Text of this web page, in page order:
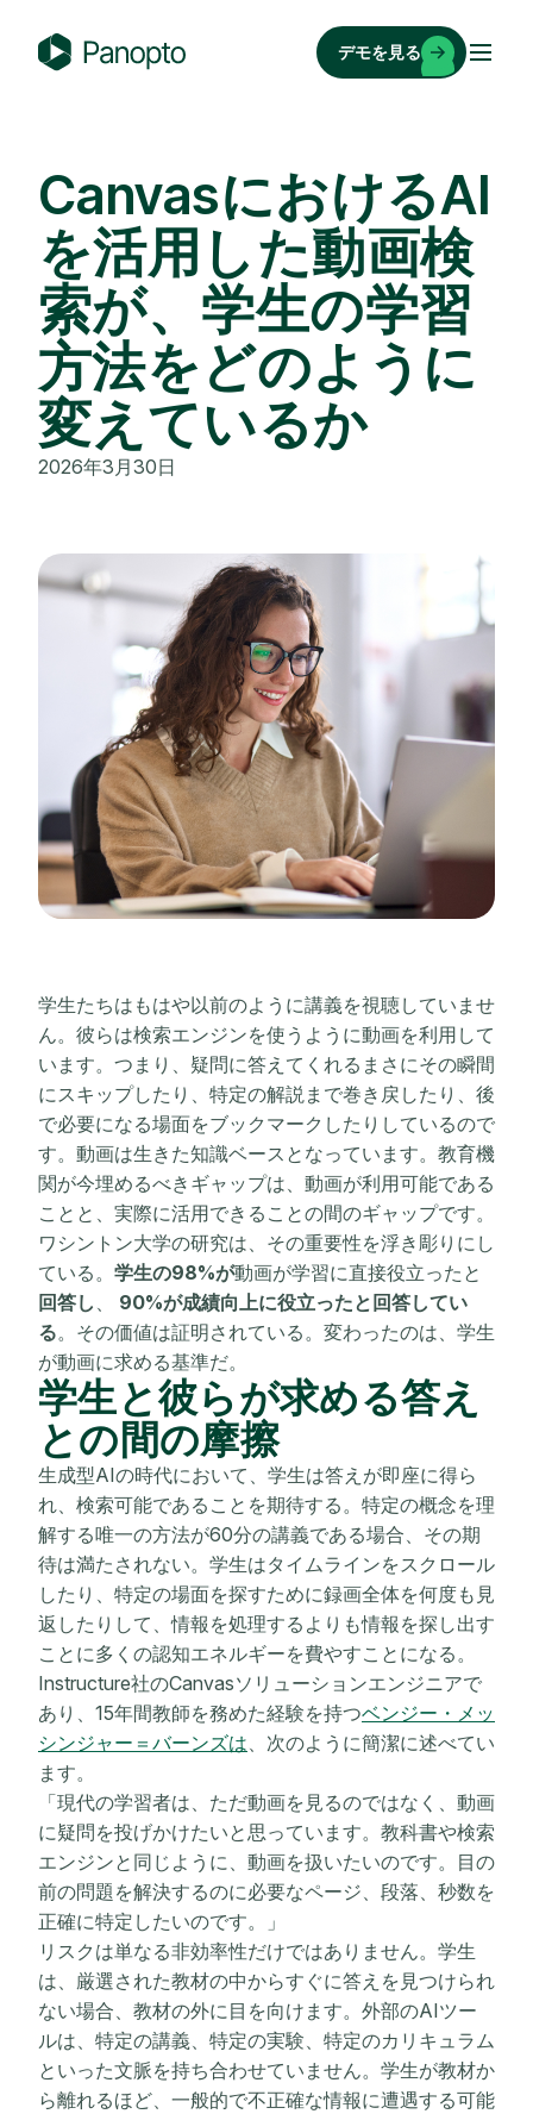
o
p
o
デモを見る
CanvasにおけるAI
を活用した動画検
索が、学生の学習
方法をどのように
変えているか
2026年3月30日
学生たちはもはや以前のように講義を視聴していませ
ん。彼らは検索エンジンを使うように動画を利用して
います。つまり、疑問に答えてくれるまさにその瞬間
にスキップしたり、特定の解説まで巻き戻したり、後
で必要になる場面をブックマークしたりしているので
す。動画は生きた知識ベースとなっています。教育機
関が今埋めるべきギャップは、動画が利用可能である
ことと、実際に活用できることの間のギャップです。
ワシントン大学の研究は、その重要性を浮き彫りにし
ている。 学生の98%が動画が学習に直接役立ったと
回答し 、 90%が成績向上に役立ったと回答してい
る。その価値は証明されている。変わったのは、学生
が動画に求める基準だ。
学生と彼らが求める答え
との間の摩擦
生成型AIの時代において、学生は答えが即座に得ら
れ、検索可能であることを期待する。特定の概念を理
解する唯一の方法が60分の講義である場合、その期
待は満たされない。学生はタイムラインをスクロール
したり、特定の場面を探すために録画全体を何度も見
返したりして、情報を処理するよりも情報を探し出す
ことに多くの認知エネルギーを費やすことになる。
Instructure社のCanvasソリューションエンジニアで
あり、15年間教師を務めた経験を持つベンジー・メッ
シンジャー＝バーンズは、次のように簡潔に述べてい
ます。
「現代の学習者は、ただ動画を見るのではなく、動画
に疑問を投げかけたいと思っています。教科書や検索
エンジンと同じように、動画を扱いたいのです。目の
前の問題を解決するのに必要なページ、段落、秒数を
正確に特定したいのです。」
リスクは単なる非効率性だけではありません。学生
は、厳選された教材の中からすぐに答えを見つけられ
ない場合、教材の外に目を向けます。外部のAIツー
ルは、特定の講義、特定の実験、特定のカリキュラム
といった文脈を持ち合わせていません。学生が教材か
ら離れるほど、一般的で不正確な情報に遭遇する可能